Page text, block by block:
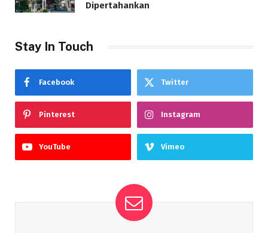
Dipertahankan
Stay In Touch
Facebook Twitter
Pinterest Instagram
YouTube Vimeo